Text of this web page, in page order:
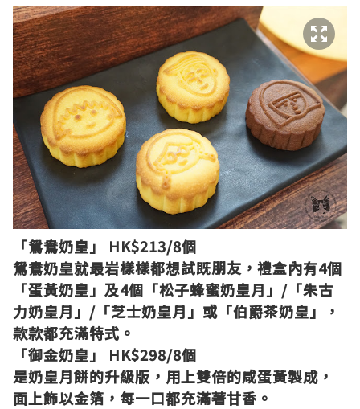
「鴛鴦奶皇」 HK$213/8個
鴛鴦奶皇就最岩樣樣都想試既朋友，禮盒內有4個
「蛋黃奶皇」及4個「松子蜂蜜奶皇月」/「朱古
力奶皇月」/「芝士奶皇月」或「伯爵茶奶皇」，
款款都充滿特式。
「御金奶皇」 HK$298/8個
是奶皇月餅的升級版，用上雙倍的咸蛋黃製成，
面上飾以金箔，每一口都充滿著甘香。